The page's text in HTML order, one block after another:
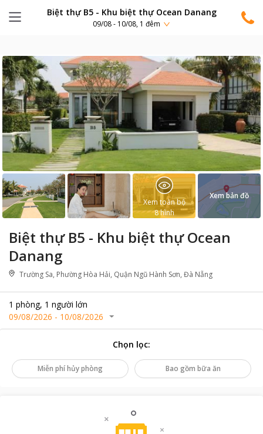
Biệt thự B5 - Khu biệt thự Ocean Danang
09/08 - 10/08, 1 đêm
Biệt thự B5 - Khu biệt thự Ocean
Danang
Trường Sa, Phường Hòa Hải, Quận Ngũ Hành Sơn, Đà Nẵng
1 phòng, 1 người lớn
09/08/2026 - 10/08/2026
Xem toàn bộ
8hình
Xem bản đồ
Chọn lọc:
Miễn phí hủy phòng Bao gồm bữa ăn